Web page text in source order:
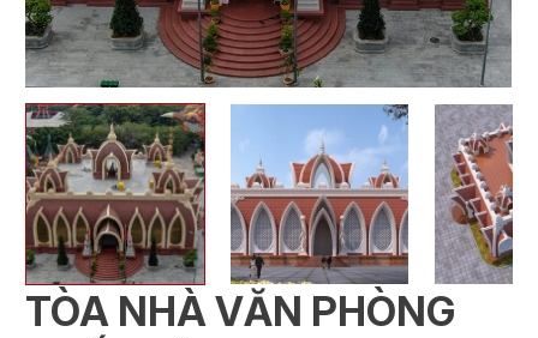
TÒA NHÀ VĂN PHÒNG